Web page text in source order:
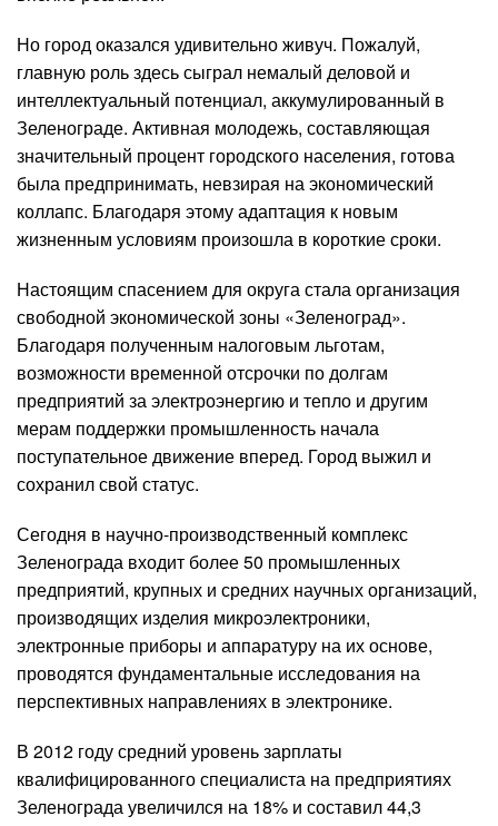
Но город оказался удивительно живуч. Пожалуй,
главную роль здесь сыграл немалый деловой и
интеллектуальный потенциал, аккумулированный в
Зеленограде. Активная молодежь, составляющая
значительный процент городского населения, готова
была предпринимать, невзирая на экономический
коллапс. Благодаря этому адаптация к новым
жизненным условиям произошла в короткие сроки.
Настоящим спасением для округа стала организация
свободной экономической зоны «Зеленоград».
Благодаря полученным налоговым льготам,
возможности временной отсрочки по долгам
предприятий за электроэнергию и тепло и другим
мерам поддержки промышленность начала
поступательное движение вперед. Город выжил и
сохранил свой статус.
Сегодня в научно-производственный комплекс
Зеленограда входит более 50 промышленных
предприятий, крупных и средних научных организаций,
производящих изделия микроэлектроники,
электронные приборы и аппаратуру на их основе,
проводятся фундаментальные исследования на
перспективных направлениях в электронике.
В 2012 году средний уровень зарплаты
квалифицированного специалиста на предприятиях
Зеленограда увеличился на 18% и составил 44,3